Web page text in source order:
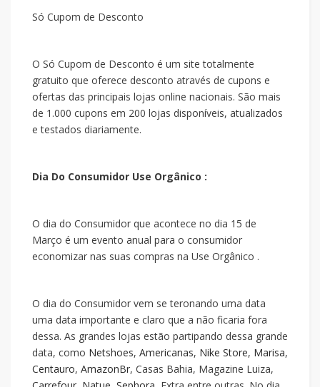
Só Cupom de Desconto
O Só Cupom de Desconto é um site totalmente
gratuito que oferece desconto através de cupons e
ofertas das principais lojas online nacionais. São mais
de 1.000 cupons em 200 lojas disponíveis, atualizados
e testados diariamente.
Dia Do Consumidor Use Orgânico :
O dia do Consumidor que acontece no dia 15 de
Março é um evento anual para o consumidor
economizar nas suas compras na Use Orgânico .
O dia do Consumidor vem se teronando uma data
uma data importante e claro que a não ficaria fora
dessa. As grandes lojas estão partipando dessa grande
data, como Netshoes, Americanas, Nike Store, Marisa,
Centauro, AmazonBr, Casas Bahia, Magazine Luiza,